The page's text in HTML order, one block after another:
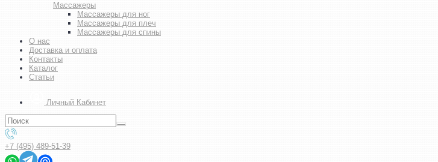
Массажеры
Массажеры для ног
Массажеры для плеч
Массажеры для спины
О нас
Доставка и оплата
Контакты
Каталог
Статьи
Личный Кабинет
+7 (495) 489-51-39